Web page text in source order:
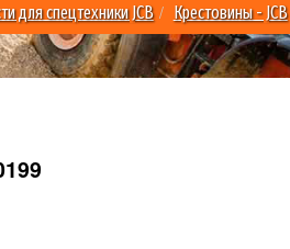
для спецтехники JCB Крестовины - JCB